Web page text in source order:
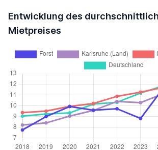
Entwicklung des
Mietpreises